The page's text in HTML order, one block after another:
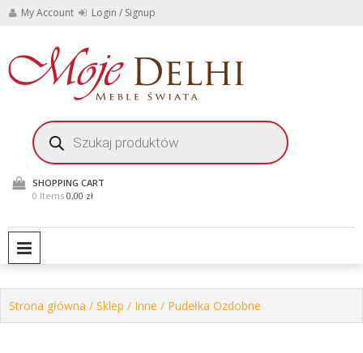
SkipMy Account Login / Signup
Delhi
Meble
Świata
Wyszukiwarka
produktów
SHOPPING CART
0 Items 0,00 zł
Strona główna / Sklep / Inne / Pudełka Ozdobne